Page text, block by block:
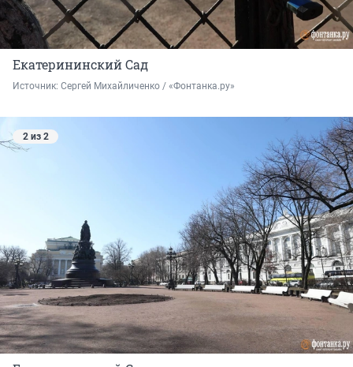
Екатерининский Сад
Источник: Сергей Михайличенко / «Фонтанка.ру»
2 из 2